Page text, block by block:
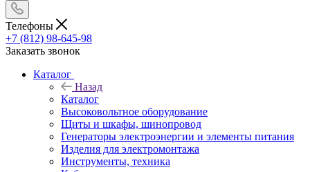
Телефоны
+7 (812) 98-645-98
Заказать звонок
Каталог
Назад
Каталог
Высоковольтное оборудование
Щиты и шкафы, шинопровод
Генераторы электроэнергии и элементы питания
Изделия для электромонтажа
Инструменты, техника